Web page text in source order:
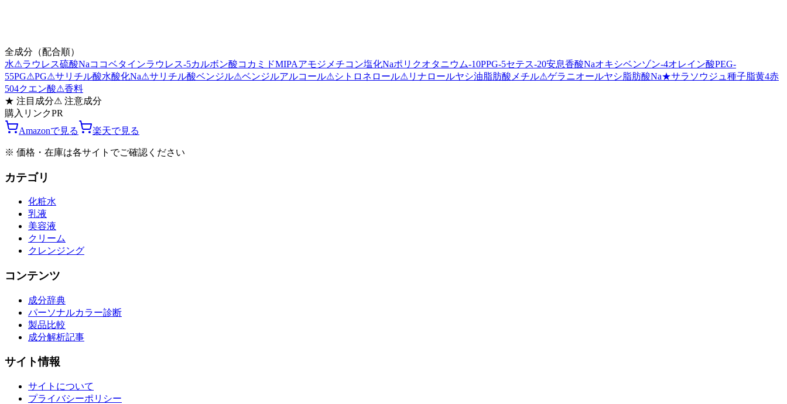
全成分（配合順）
水⚠ラウレス硫酸Naココベタインラウレス-5カルボン酸コカミドMIPAアモジメチコン塩化Naポリクオタニウム-10PPG-5セテス-20安息香酸Naオキシベンゾン-4オレイン酸PEG-
55PG⚠PG⚠サリチル酸水酸化Na⚠サリチル酸ベンジル⚠ベンジルアルコール⚠シトロネロール⚠ リナロールヤシ油脂肪酸メチル⚠ゲラニオールヤシ脂肪酸Na★サラソウジュ種子脂黄4赤
504クエン酸⚠香料
★ 注目成分⚠ 注意成分
購入リンクPR
Amazonで見る
楽天で見る
※ 価格・在庫は各サイトでご確認ください
カテゴリ
化粧水
乳液
美容液
クリーム
クレンジング
コンテンツ
成分辞典
パーソナルカラー診断
製品比較
成分解析記事
サイト情報
サイトについて
プライバシーポリシー